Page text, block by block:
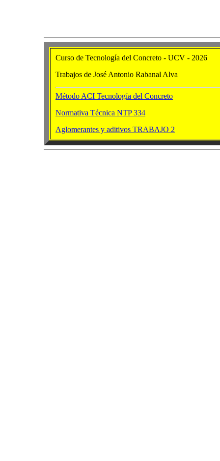
Curso de Tecnología del Concreto - UCV - 2026
Trabajos de José Antonio Rabanal Alva
Método ACI Tecnología del Concreto
Normativa Técnica NTP 334
Aglomerantes y aditivos TRABAJO 2